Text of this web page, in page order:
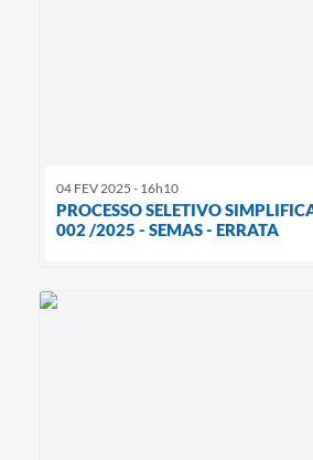
04 FEV 2025 - 16h10
PROCESSO SELETIVO
002 /2025 - SEMAS - ERRATA